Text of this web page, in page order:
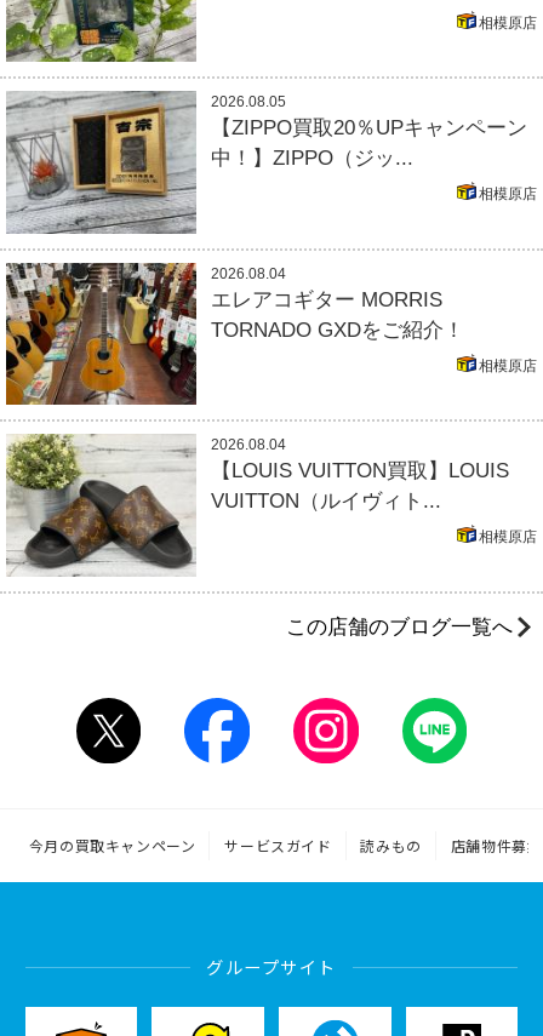
相模原店
2026.08.05
【ZIPPO買取20％UPキャンペーン
中！】ZIPPO（ジッ...
相模原店
2026.08.04
エレアコギター MORRIS
TORNADO GXDをご紹介！
相模原店
2026.08.04
【LOUIS VUITTON買取】LOUIS
VUITTON（ルイヴィト...
相模原店
この店舗のブログ一覧へ
今月の買取キャンペーン サービスガイド 読みもの 店舗物件募集
グループサイト